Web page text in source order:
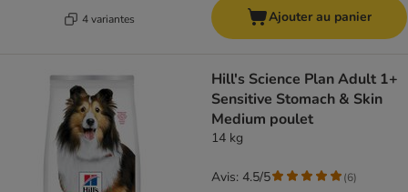
4 variantes Ajouter au panier
Hill's Science Plan Adult 1+
Sensitive Stomach & Skin
Medium poulet
14 kg
Avis: 4.5/5 (6)